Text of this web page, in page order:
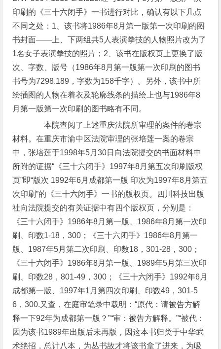
印刷的《三十六闭手》一书进行对比，确认有以下几点
不同之处：1、该书将1986年8月第一版第一次印刷的图
书封面——上、下两组共5人表演拳技的人物照片改为了
1名女子表演拳技的照片；2、该书在版权页上更换了版
次、字数、版号（1986年8月第一版第一次印刷的图书
书号为7298.189，字数为158千字）。另外，该书中所
绘插图的人物在着衣及轮廓线条的描绘上也与1986年8
月第一版第一次印刷的图书略有不同。
本院查阅了上述重庆法院所审理的案件的卷宗
材料。在重庆市渝中区法院审理的张培莲一案的卷宗
中，张培莲于1998年5月30日向法院提交的书面材料中
所附的证据“《三十六闭手》1997年8月第五次印刷版权
页”即“版次 1992年6月成都第一版 印次为1997年8月第五
次印刷”的《三十六闭手》一书的版权页。四川科技出版
社向法院提交的有关证据中有四个版权页，分别是：
《三十六闭手》1986年8月第一版、1986年8月第一次印
刷、印数1-18，300；《三十六闭手》1986年8月第一
版、1987年5月第二次印刷、印数18，301-28，300；
《三十六闭手》1986年8月第一版、1989年5月第三次印
刷、印数28，801-49，300；《三十六闭手》1992年6月
成都第一版、1997年1月第四次印刷、印数49，301-5
6，300.又查，在庭审笔录中载明：“原代：请被告方解
释一下92年为成都第一版？”“审：被告方解释。”“被代：
因为该书1989年出版后未再版，因这本书归类于中华武
术绝招，总计八本，为丛书故才将该书拿了进来，为吸